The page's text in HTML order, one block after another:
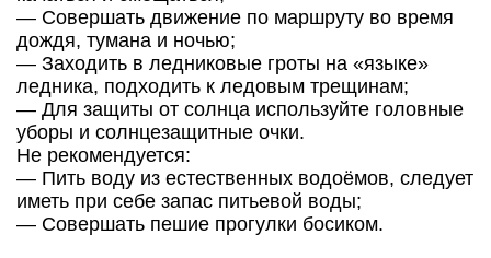
— Совершать движение по маршруту во время
дождя, тумана и ночью;
— Заходить в ледниковые гроты на «языке»
ледника, подходить к ледовым трещинам;
— Для защиты от солнца используйте головные
уборы и солнцезащитные очки.
Не рекомендуется:
— Пить воду из естественных водоёмов, следует
иметь при себе запас питьевой воды;
— Совершать пешие прогулки босиком.